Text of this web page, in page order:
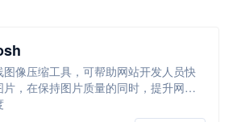
图像压缩工具，可帮助网站开发人员快
片，在保持图片质量的同时，提升网站